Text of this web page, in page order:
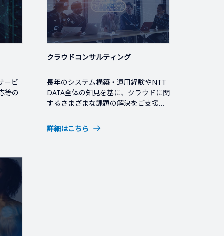
ービ
等の
クラウドコンサルティング
長年のシステム構築・運用経験やNTT
DATA全体の知見を基に、クラウドに関
するさまざまな課題の解決をご支援
ます。
詳細はこちら